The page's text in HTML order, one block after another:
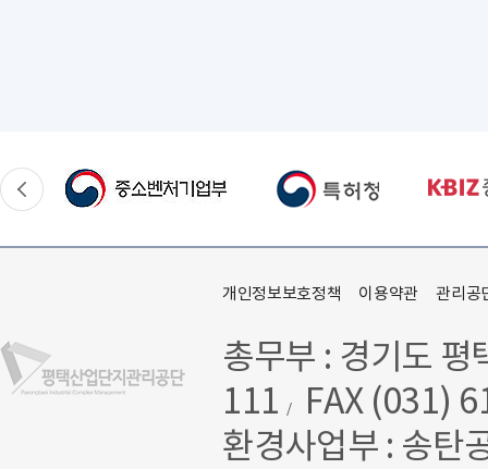
개인정보보호정책 이용약관 관리공
총무부 : 경기도
111 /
FAX (031)
환경사업부 : 송탄